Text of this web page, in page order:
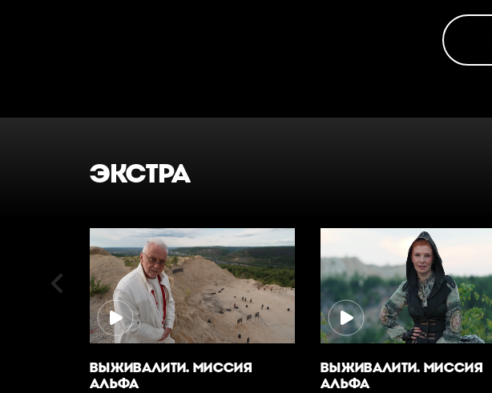
ЭКСТРА
ВЫЖИВАЛИТИ. МИССИЯ
АЛЬФА
ВЫЖИВАЛИТИ. МИССИЯ
АЛЬФА